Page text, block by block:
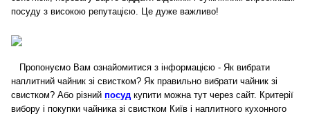
посуду з високою репутацією. Це дуже важливо!
Пропонуємо Вам ознайомитися з інформацією - Як вибрати
наплитний чайник зі свистком? Як правильно вибрати чайник зі
свистком? Або різний посуд купити можна тут через сайт. Критерії
вибору і покупки чайника зі свистком Київ і наплитного кухонного